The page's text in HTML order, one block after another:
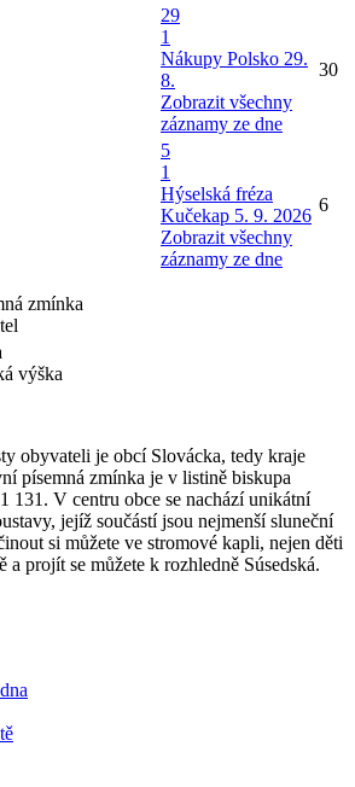
29
1
Nákupy Polsko 29.
8.
Zobrazit všechny
záznamy ze dne
30
5
1
Hýselská fréza
Kučekap 5. 9. 2026
Zobrazit všechny
záznamy ze dne
6
zmínka
výška
obyvateli je obcí Slovácka, tedy kraje
písemná zmínka je v listině biskupa
131. V centru obce se nachází unikátní
jejíž součástí jsou nejmenší sluneční
si můžete ve stromové kapli, nejen děti
projít se můžete k rozhledně Súsedská.